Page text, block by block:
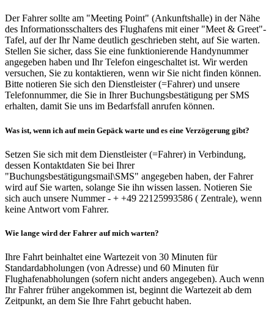
Der Fahrer sollte am "Meeting Point" (Ankunftshalle) in der Nähe
des Informationsschalters des Flughafens mit einer "Meet & Greet"-
Tafel, auf der Ihr Name deutlich geschrieben steht, auf Sie warten.
Stellen Sie sicher, dass Sie eine funktionierende Handynummer
angegeben haben und Ihr Telefon eingeschaltet ist. Wir werden
versuchen, Sie zu kontaktieren, wenn wir Sie nicht finden können.
Bitte notieren Sie sich den Dienstleister (=Fahrer) und unsere
Telefonnummer, die Sie in Ihrer Buchungsbestätigung per SMS
erhalten, damit Sie uns im Bedarfsfall anrufen können.
Was ist, wenn ich auf mein Gepäck warte und es eine Verzögerung gibt?
Setzen Sie sich mit dem Dienstleister (=Fahrer) in Verbindung,
dessen Kontaktdaten Sie bei Ihrer
"Buchungsbestätigungsmail\SMS" angegeben haben, der Fahrer
wird auf Sie warten, solange Sie ihn wissen lassen. Notieren Sie
sich auch unsere Nummer - + +49 22125993586 ( Zentrale), wenn
keine Antwort vom Fahrer.
Wie lange wird der Fahrer auf mich warten?
Ihre Fahrt beinhaltet eine Wartezeit von 30 Minuten für
Standardabholungen (von Adresse) und 60 Minuten für
Flughafenabholungen (sofern nicht anders angegeben). Auch wenn
Ihr Fahrer früher angekommen ist, beginnt die Wartezeit ab dem
Zeitpunkt, an dem Sie Ihre Fahrt gebucht haben.